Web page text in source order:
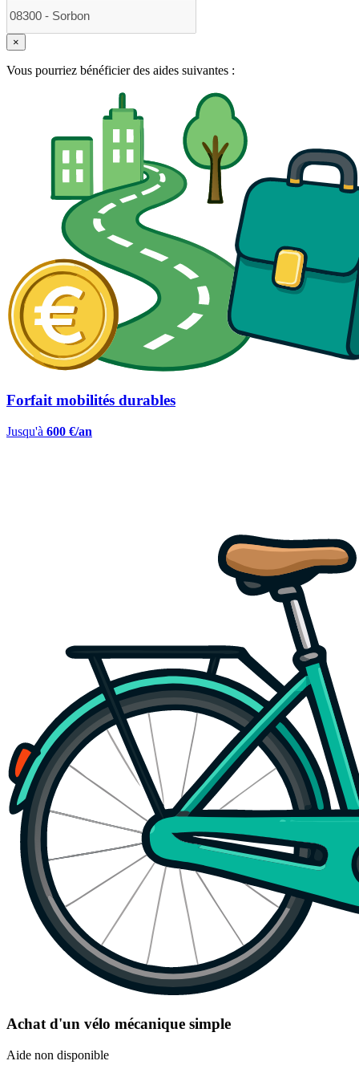
×
Vous pourriez bénéficier des aides suivantes :
Forfait mobilités durables
Jusqu'à 600 €/an
Achat d'un vélo mécanique simple
Aide non disponible